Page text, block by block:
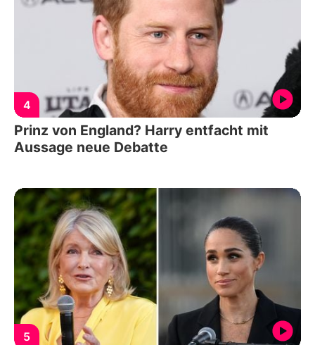
4
Prinz von England? Harry entfacht mit
Aussage neue Debatte
5